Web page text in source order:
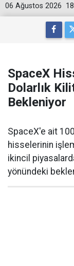
06 Ağustos 2026
SpaceX
Dolarlık
Bekleniyor
SpaceX'e ait
hisselerinin
ikincil
yönündeki